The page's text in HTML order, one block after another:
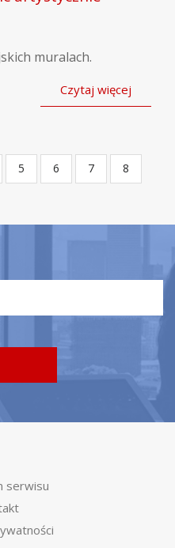
muralach.
Czytaj więcej
5 6 7
8
serwisu